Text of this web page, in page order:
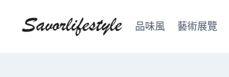
品味風 藝術展覽